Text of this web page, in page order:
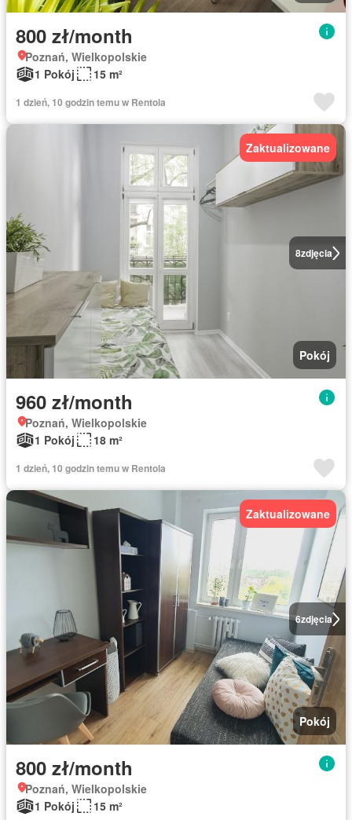
800 zł/month
Poznań, Wielkopolskie
1 Pokój
15 m²
1 dzień, 10 godzin temu w Rentola
8zdjęcia
Zaktualizowane
Pokój
960 zł/month
Poznań, Wielkopolskie
1 Pokój
18 m²
1 dzień, 10 godzin temu w Rentola
6zdjęcia
Zaktualizowane
Pokój
800 zł/month
Poznań, Wielkopolskie
1 Pokój
15 m²